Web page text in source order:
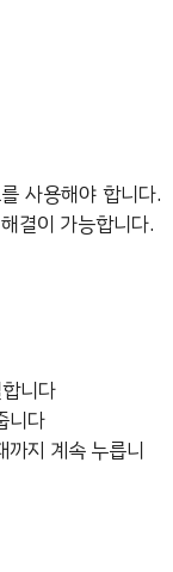
사용해야 합니다.
결이 가능합니다.
니다
니다
까지 계속 누릅니